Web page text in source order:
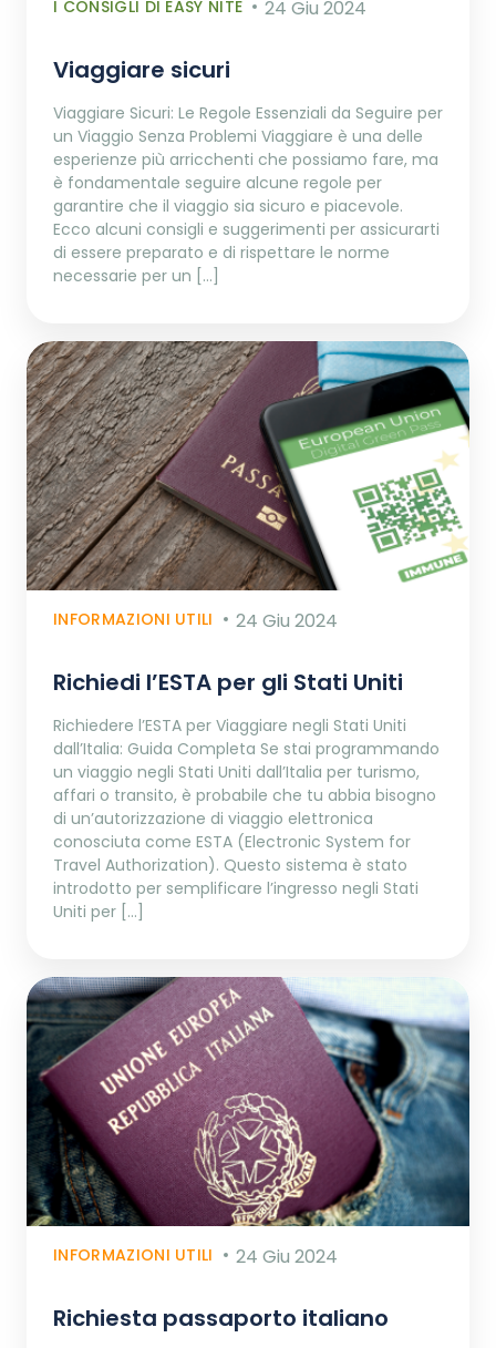
I CONSIGLI DI EASY NITE 24 Giu 2024
Viaggiare sicuri
Viaggiare Sicuri: Le Regole Essenziali da Seguire per
un Viaggio Senza Problemi Viaggiare è una delle
esperienze più arricchenti che possiamo fare, ma
è fondamentale seguire alcune regole per
garantire che il viaggio sia sicuro e piacevole.
Ecco alcuni consigli e suggerimenti per assicurarti
di essere preparato e di rispettare le norme
necessarie per un […]
INFORMAZIONI UTILI 24 Giu 2024
Richiedi l’ESTA per gli Stati Uniti
Richiedere l’ESTA per Viaggiare negli Stati Uniti
dall’Italia: Guida Completa Se stai programmando
un viaggio negli Stati Uniti dall’Italia per turismo,
affari o transito, è probabile che tu abbia bisogno
di un’autorizzazione di viaggio elettronica
conosciuta come ESTA (Electronic System for
Travel Authorization). Questo sistema è stato
introdotto per semplificare l’ingresso negli Stati
Uniti per […]
INFORMAZIONI UTILI 24 Giu 2024
Richiesta passaporto italiano